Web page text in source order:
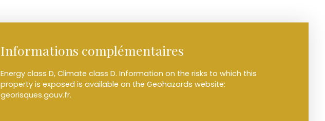
Informations complémentaires
Energy class D, Climate class D. Information on the risks to which this
property is exposed is available on the Geohazards website:
georisques.gouv.fr.